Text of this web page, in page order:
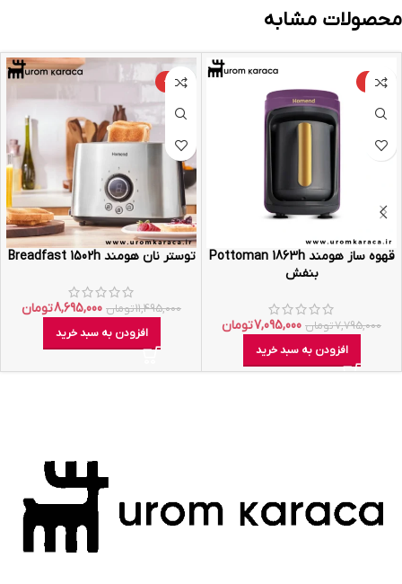
محصولات مشابه
-9%
قهوه ساز هومند Pottoman 1863h
بنفش
7,795,000تومان 7,095,000تومان
افزودن به سبد خرید
-24%
توستر نان هومند Breadfast 1502h
11,495,000تومان 8,695,000تومان
افزودن به سبد خرید